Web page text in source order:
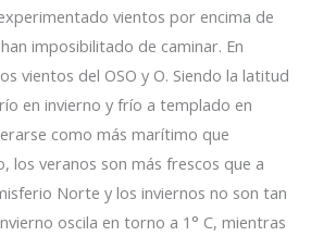
vientos por encima de
imposibilitado de caminar. En
vientos del OSO y O. Siendo la latitud
en invierno y frío a templado en
como más marítimo que
los veranos son más frescos que a
Norte y los inviernos no son tan
oscila en torno a 1° C, mientras